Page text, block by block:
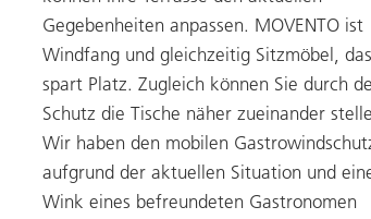
Gegebenheiten anpassen. MOVENTO ist
Windfang und gleichzeitig Sitzmöbel, das
spart Platz. Zugleich können Sie durch
Schutz die Tische näher zueinander
Wir haben den mobilen
aufgrund der aktuellen Situation und
Wink eines befreundeten Gastronomen